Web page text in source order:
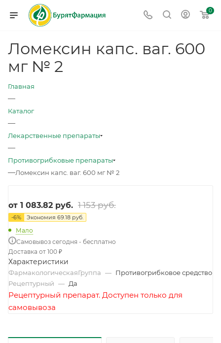
0
Ломексин капс. ваг. 600
мг № 2
Главная
—
Каталог
—
Лекарственные препараты
—
Противогрибковые препараты
—Ломексин капс. ваг. 600 мг № 2
от 1 083.82 руб. 1 153 руб.
-6% Экономия 69.18 руб.
Мало
Самовывоз сегодня - бесплатно
Доставка от 100 ₽
Характеристики
ФармакологическаяГруппа — Противогрибковое средство
Рецептурный — Да
Рецептурный препарат. Доступен только для
самовывоза